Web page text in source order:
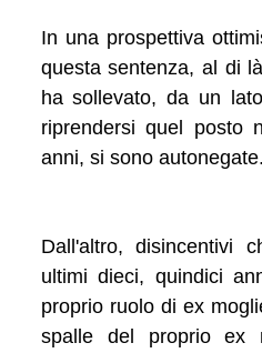
In una prospettiva
questa sentenza, al di
ha sollevato, da un
riprendersi quel posto
anni, si sono autonegate.
Dall'altro, disincentivi
ultimi dieci, quindici
proprio ruolo di ex
spalle del proprio ex